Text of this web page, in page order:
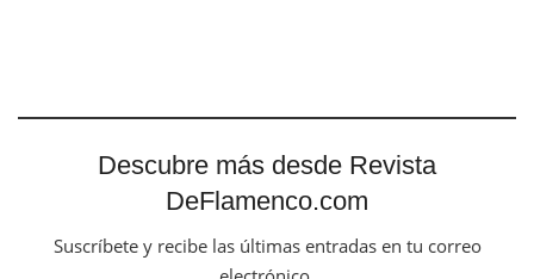
Descubre más desde Revista
DeFlamenco.com
Suscríbete y recibe las últimas entradas en tu correo